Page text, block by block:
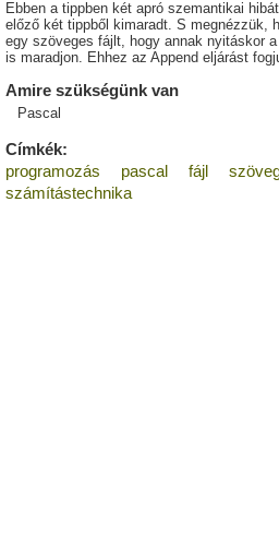
Ebben a tippben két apró szemantikai
előző két tippből kimaradt. S megnézzük,
egy szöveges fájlt, hogy annak nyitáskor
is maradjon. Ehhez az Append eljárást
Amire szükségünk van
Pascal
Címkék:
programozás
pascal fájl
számítástechnika